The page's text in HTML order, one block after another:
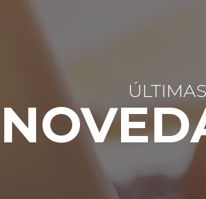
Mesa de Ayuda
ÚLTIMAS